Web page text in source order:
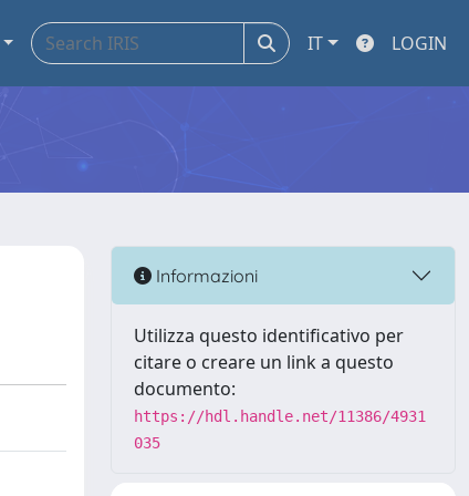
IT LOGIN
Informazioni
Utilizza questo identificativo per
citare o creare un link a questo
documento:
https://hdl.handle.net/11386/4931
035